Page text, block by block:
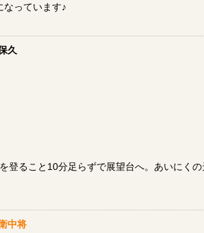
なっています♪
久
登ること10分足らずで展望台へ。あいにくの
中将